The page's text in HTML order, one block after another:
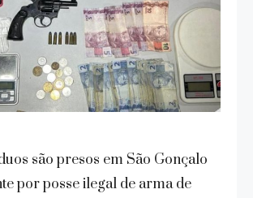
são presos em São Gonçalo
por posse ilegal de arma de